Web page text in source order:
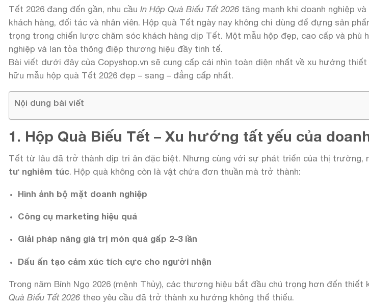
Tết 2026 đang đến gần, nhu cầu In Hộp Quà Biếu Tết 2026 tăng mạnh khi doanh nghiệp
khách hàng, đối tác và nhân viên. Hộp quà Tết ngày nay không chỉ dùng để đựng sản
trọng trong chiến lược chăm sóc khách hàng dịp Tết. Một mẫu hộp đẹp, cao cấp và
nghiệp và lan tỏa thông điệp thương hiệu đầy tinh tế.
Bài viết dưới đây của Copyshop.vn sẽ cung cấp cái nhìn toàn diện nhất về xu hướng
hữu mẫu hộp quà Tết 2026 đẹp – sang – đẳng cấp nhất.
Nội dung bài viết
1. Hộp Quà Biếu Tết – Xu hướng tất yếu của
Tết từ lâu đã trở thành dịp tri ân đặc biệt. Nhưng cùng với sự phát triển của thị trường,
tư nghiêm túc. Hộp quà không còn là vật chứa đơn thuần mà trở thành:
Hình ảnh bộ mặt doanh nghiệp
Công cụ marketing hiệu quả
Giải pháp nâng giá trị món quà gấp 2–3 lần
Dấu ấn tạo cảm xúc tích cực cho người nhận
Trong năm Bính Ngọ 2026 (mệnh Thủy), các thương hiệu bắt đầu chú trọng hơn đến
Quà Biếu Tết 2026 theo yêu cầu đã trở thành xu hướng không thể thiếu.